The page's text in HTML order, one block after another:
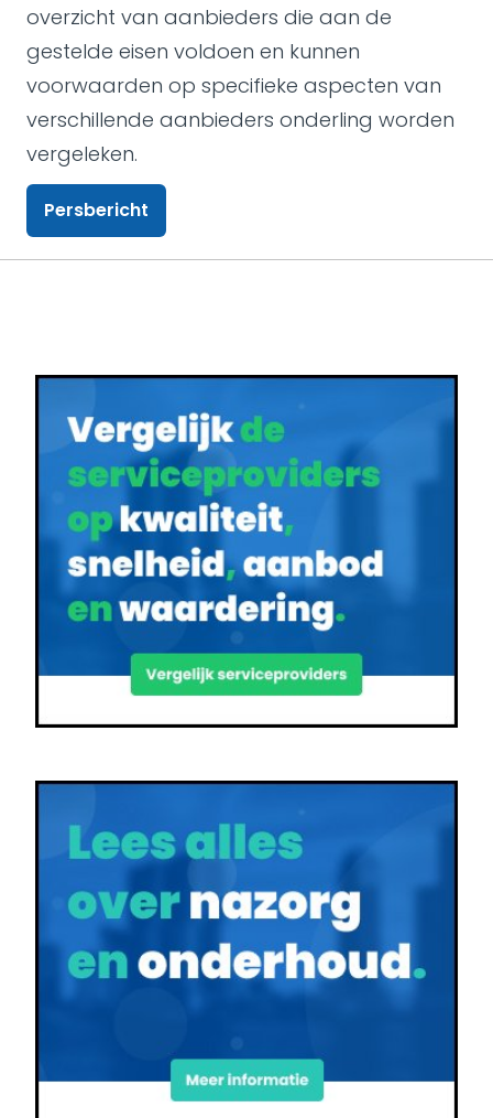
overzicht van aanbieders die aan de
gestelde eisen voldoen en kunnen
voorwaarden op specifieke aspecten van
verschillende aanbieders onderling worden
vergeleken.
Persbericht